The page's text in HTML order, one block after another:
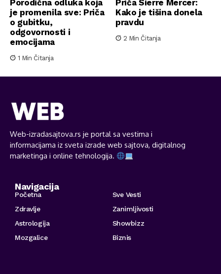
Porodična odluka koja
je promenila sve: Priča
o gubitku,
odgovornosti i
emocijama
1 Min Čitanja
Priča Sierre Mercer:
Kako je tišina donela
pravdu
2 Min Čitanja
Web-izradasajtova.rs je portal sa vestima i
informacijama iz sveta izrade web sajtova, digitalnog
marketinga i online tehnologija.
Navigacija
Početna
Sve Vesti
Zdravlje
Zanimljivosti
Astrologija
Showbizz
Mozgalice
Biznis